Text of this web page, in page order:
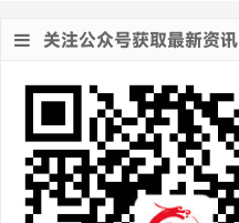
关注公众号获取最新资讯